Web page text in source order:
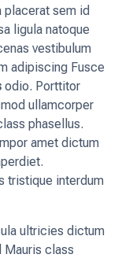
placerat sem id
ligula natoque
vestibulum
adipiscing Fusce
odio. Porttitor
ullamcorper
phasellus.
amet dictum
tristique interdum
ultricies dictum
Mauris class